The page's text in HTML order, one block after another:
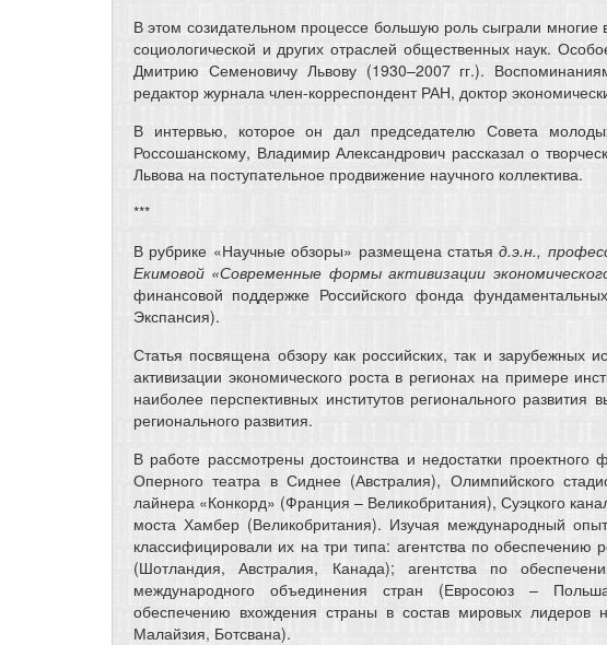
В этом созидательном процессе большую роль сыграли многие
социологической и других отраслей общественных наук.
Дмитрию Семеновичу Львову (1930–2007 гг.).
редактор журнала член-корреспондент РАН, доктор
В интервью, которое он дал председателю Совета
Россошанскому, Владимир Александрович рассказал о
Львова на поступательное продвижение научного коллектива.
***
В рубрике «Научные обзоры» размещена статьяд.э.н.,
Екимовой «Современные формы активизации
финансовой поддержке Российского фонда
Экспансия).
Статья посвящена обзору как российских, так и зарубежных
активизации экономического роста в регионах на примере
наиболее перспективных институтов регионального
регионального развития.
В работе рассмотрены достоинства и недостатки
Оперного театра в Сиднее (Австралия), Олимпийского
лайнера «Конкорд» (Франция – Великобритания), Суэцкого
моста Хамбер (Великобритания). Изучая международный опыт
классифицировали их на три типа: агентства по обеспечению
(Шотландия, Австралия, Канада); агентства по
международного объединения стран (Евросоюз –
обеспечению вхождения страны в состав мировых лидеров
Малайзия, Ботсвана).